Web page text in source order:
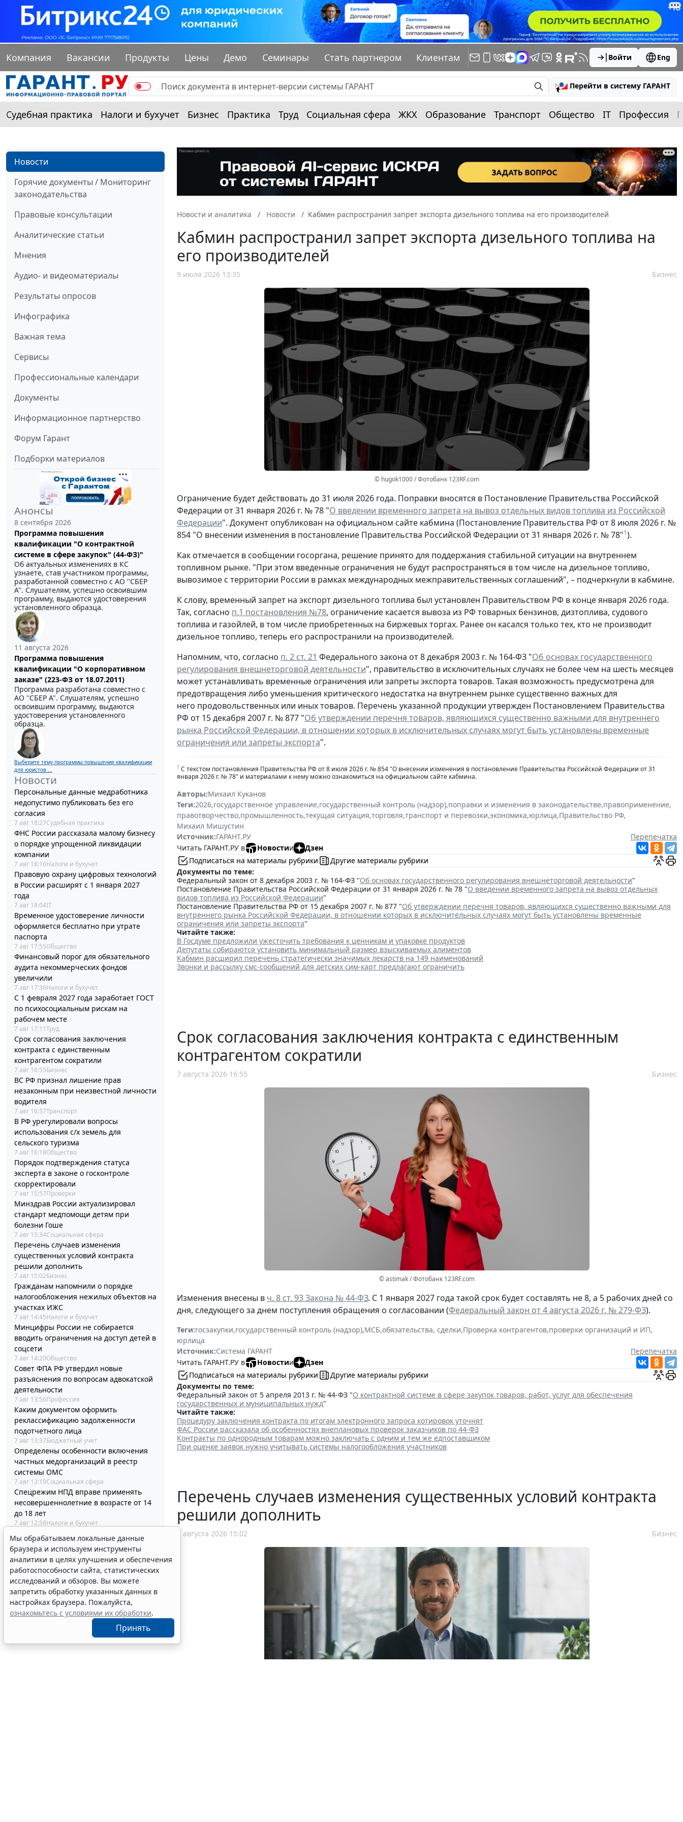
Компания Вакансии Продукты Цены Демо Семинары Стать партнером Клиентам Войти Eng
Перейти в систему ГАРАНТ
Судебная практика Налоги и бухучет Бизнес Практика Труд Социальная сфера ЖКХ Образование Транспорт Общество IT Профессия
Новости
Горячие документы / Мониторинг
законодательства
Правовые консультации
Аналитические статьи
Мнения
Аудио- и видеоматериалы
Результаты опросов
Инфографика
Важная тема
Сервисы
Профессиональные календари
Документы
Информационное партнерство
Форум Гарант
Подборки материалов
Анонсы
8 сентября 2026
Программа повышения
квалификации "О контрактной
системе в сфере закупок" (44-ФЗ)"
Об актуальных изменениях в КС
узнаете, став участником программы,
разработанной совместно с АО ''СБЕР
А". Слушателям, успешно освоившим
программу, выдаются удостоверения
установленного образца.
11 августа 2026
Программа повышения
квалификации "О корпоративном
заказе" (223-ФЗ от 18.07.2011)
Программа разработана совместно с
АО ''СБЕР А". Слушателям, успешно
освоившим программу, выдаются
удостоверения установленного
образца.
Выберите тему программы повышения квалификации
для юристов ...
Новости
Персональные данные медработника
недопустимо публиковать без его
согласия
7 авг 18:27Судебная практика
ФНС России рассказала малому бизнесу
о порядке упрощенной ликвидации
компании
7 авг 18:16Налоги и бухучет
Правовую охрану цифровых технологий
в России расширят с 1 января 2027
года
7 авг 18:04IT
Временное удостоверение личности
оформляется бесплатно при утрате
паспорта
7 авг 17:55Общество
Финансовый порог для обязательного
аудита некоммерческих фондов
увеличили
7 авг 17:36Налоги и бухучет
С 1 февраля 2027 года заработает ГОСТ
по психосоциальным рискам на
рабочем месте
7 авг 17:11Труд
Срок согласования заключения
контракта с единственным
контрагентом сократили
7 авг 16:55Бизнес
ВС РФ признал лишение прав
незаконным при неизвестной личности
водителя
7 авг 16:37Транспорт
В РФ урегулировали вопросы
использования с/х земель для
сельского туризма
7 авг 16:18Общество
Порядок подтверждения статуса
эксперта в законе о госконтроле
скорректировали
7 авг 15:57Проверки
Минздрав России актуализировал
стандарт медпомощи детям при
болезни Гоше
7 авг 15:34Социальная сфера
Перечень случаев изменения
существенных условий контракта
решили дополнить
7 авг 15:02Бизнес
Гражданам напомнили о порядке
налогообложения нежилых объектов на
участках ИЖС
7 авг 14:45Налоги и бухучет
Минцифры России не собирается
вводить ограничения на доступ детей в
соцсети
7 авг 14:20Общество
Совет ФПА РФ утвердил новые
разъяснения по вопросам адвокатской
деятельности
7 авг 13:56Профессия
Каким документом оформить
реклассификацию задолженности
подотчетного лица
7 авг 13:37Бюджетный учет
Определены особенности включения
частных медорганизаций в реестр
системы ОМС
7 авг 13:19Социальная сфера
Спецрежим НПД вправе применять
несовершеннолетние в возрасте от 14
до 18 лет
7 авг 12:58Налоги и бухучет
При госрегистрации судна определят
соответствие идентифицирующим
признакам
7 авг 12:34Транспорт
В Госдуме предложили заменить ЕГЭ
аттестацией в форме государственного
экзамена
7 авг 12:15Образование
Новости и аналитика Новости Кабмин распространил запрет экспорта дизельного топлива на его производителей
Кабмин распространил запрет экспорта дизельного топлива на
его производителей
9 июля 2026 13:35 Бизнес
© hugok1000 / Фотобанк 123RF.com
Ограничение будет действовать до 31 июля 2026 года. Поправки вносятся в Постановление Правительства Российской
Федерации от 31 января 2026 г. № 78 "О введении временного запрета на вывоз отдельных видов топлива из Российской
Федерации". Документ опубликован на официальном сайте кабмина (ПостановлениеПравительства РФ от 8 июля 2026 г. №
854 "О внесении изменения в постановление Правительства Российской Федерации от 31 января 2026 г. № 78"1).
Как отмечается в сообщении госоргана, решение принято для поддержания стабильной ситуации на внутреннем
топливном рынке. "При этом введенные ограничения не будут распространяться в том числе на дизельное топливо,
вывозимое с территории России в рамках международных межправительственных соглашений", – подчеркнули в кабмине.
К слову, временный запрет на экспорт дизельного топлива был установлен Правительством РФ в конце января 2026 года.
Так, согласно п.1 постановления №78, ограничение касается вывоза из РФ товарных бензинов, дизтоплива, судового
топлива и газойлей, в том числе приобретенных на биржевых торгах. Ранее он касался только тех, кто не производит
дизельное топливо, теперь его распространили на производителей.
Напомним, что, согласно п. 2 ст. 21 Федерального закона от 8 декабря 2003 г. № 164-ФЗ "Об основах государственного
регулирования внешнеторговой деятельности", правительство в исключительных случаях не более чем на шесть месяцев
может устанавливать временные ограничения или запреты экспорта товаров. Такая возможность предусмотрена для
предотвращения либо уменьшения критического недостатка на внутреннем рынке существенно важных для
него продовольственных или иных товаров. Перечень указанной продукции утвержден Постановлением Правительства
РФ от 15 декабря 2007 г. № 877 "Об утверждении перечня товаров, являющихся существенно важными для внутреннего
рынка Российской Федерации, в отношении которых в исключительных случаях могут быть установлены временные
ограничения или запреты экспорта".
1 С текстом постановления Правительства РФ от 8 июля 2026 г. № 854 "О внесении изменения в постановление Правительства Российской Федерации от 31
января 2026 г. № 78" и материалами к нему можно ознакомиться на официальном сайте кабмина.
Авторы:Михаил Куканов
Теги:2026,государственное управление,государственный контроль (надзор),поправки и изменения в законодательстве,правоприменение,
правотворчество,промышленность,текущая ситуация,торговля,транспорт и перевозки,экономика,юрлица,Правительство РФ,
Михаил Мишустин
Источник:ГАРАНТ.РУ
Перепечатка
Читать ГАРАНТ.РУ в
Новостии
Дзен
Подписаться на материалы рубрики
Другие материалы рубрики
Документы по теме:
Федеральный закон от 8 декабря 2003 г. № 164-ФЗ "Об основах государственного регулирования внешнеторговой деятельности"
Постановление Правительства Российской Федерации от 31 января 2026 г. № 78 "О введении временного запрета на вывоз отдельных
видов топлива из Российской Федерации"
Постановление Правительства РФ от 15 декабря 2007 г. № 877 "Об утверждении перечня товаров, являющихся существенно важными для
внутреннего рынка Российской Федерации, в отношении которых в исключительных случаях могут быть установлены временные
ограничения или запреты экспорта"
Читайте также:
В Госдуме предложили ужесточить требования к ценникам и упаковке продуктов
Депутаты собираются установить минимальный размер взыскиваемых алиментов
Кабмин расширил перечень стратегически значимых лекарств на 149 наименований
Звонки и рассылку смс-сообщений для детских сим-карт предлагают ограничить
Срок согласования заключения контракта с единственным
контрагентом сократили
7 августа 2026 16:55 Бизнес
© astimak / Фотобанк 123RF.com
Изменения внесены в ч. 8 ст. 93 Закона № 44-ФЗ. С 1 января 2027 года такой срок будет составлять не 8, а 5 рабочих дней со
дня, следующего за днем поступления обращения о согласовании (Федеральный закон от 4 августа 2026 г. № 279-ФЗ).
Теги:госзакупки,государственный контроль (надзор),МСБ,обязательства, сделки,Проверка контрагентов,проверки организаций и ИП,
юрлица
Источник:Система ГАРАНТ
Перепечатка
Читать ГАРАНТ.РУ в
Новостии
Дзен
Подписаться на материалы рубрики
Другие материалы рубрики
Документы по теме:
Федеральный закон от 5 апреля 2013 г. № 44-ФЗ "О контрактной системе в сфере закупок товаров, работ, услуг для обеспечения
государственных и муниципальных нужд"
Читайте также:
Процедуру заключения контракта по итогам электронного запроса котировок уточнят
ФАС России рассказала об особенностях внеплановых проверок заказчиков по 44-ФЗ
Контракты по однородным товарам можно заключать с одним и тем же едпоставщиком
При оценке заявок нужно учитывать системы налогообложения участников
Перечень случаев изменения существенных условий контракта
решили дополнить
7 августа 2026 15:02 Бизнес
Мы обрабатываем локальные данные
браузера и используем инструменты
аналитики в целях улучшения и обеспечения
работоспособности сайта, статистических
исследований и обзоров. Вы можете
запретить обработку указанных данных в
настройках браузера. Пожалуйста,
ознакомьтесь с условиями их обработки.
Принять